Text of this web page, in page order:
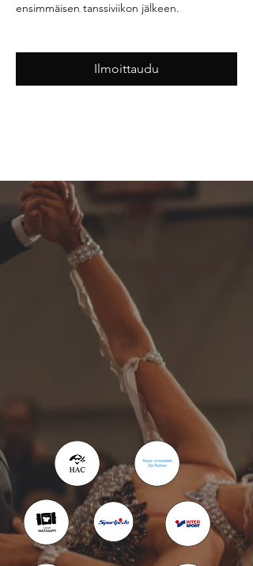
ensimmäisen tanssiviikon jälkeen.
Ilmoittaudu